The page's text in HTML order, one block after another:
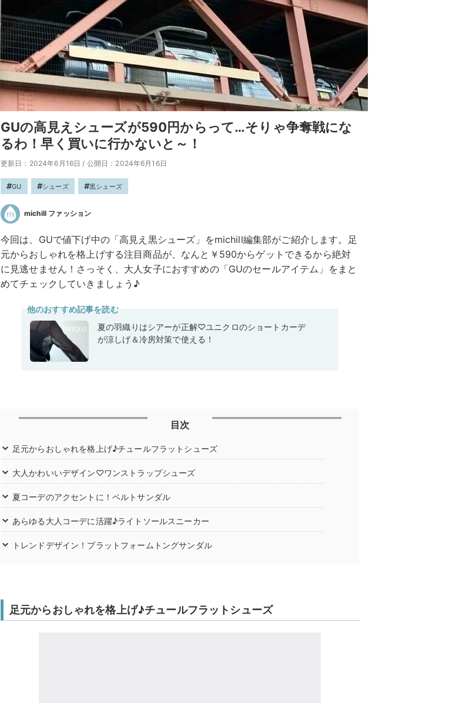
GUの高見えシューズが590円からって…そりゃ争奪戦にな
るわ！早く買いに行かないと～！
更新日：2024年6月16日 / 公開日：2024年6月16日
GU シューズ 黒シューズ
michill ファッション
今回は、GUで値下げ中の「高見え黒シューズ」をmichill編集部がご紹介します。足
元からおしゃれを格上げする注目商品が、なんと￥590からゲットできるから絶対
に見逃せません！さっそく、大人女子におすすめの「GUのセールアイテム」をまと
めてチェックしていきましょう♪
他のおすすめ記事を読む
夏の羽織りはシアーが正解♡ユニクロのショートカーデ
が涼しげ＆冷房対策で使える！
目次
足元からおしゃれを格上げ♪チュールフラットシューズ
大人かわいいデザイン♡ワンストラップシューズ
夏コーデのアクセントに！ベルトサンダル
あらゆる大人コーデに活躍♪ライトソールスニーカー
トレンドデザイン！プラットフォームトングサンダル
足元からおしゃれを格上げ♪チュールフラットシューズ